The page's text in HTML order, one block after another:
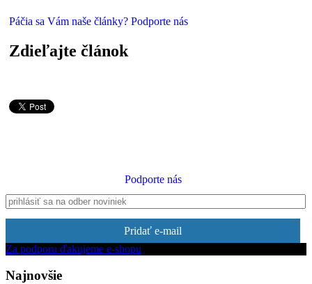
Páčia sa Vám naše články? Podporte nás
Zdieľajte článok
Podporte nás
Pridať e-mail
Za podporu ďakujeme e-shopu
Najnovšie